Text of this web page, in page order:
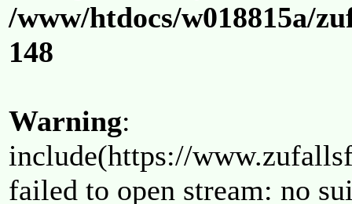
/www/htdocs/w018815a/
148
Warning:
include(https://
failed to open stream: no